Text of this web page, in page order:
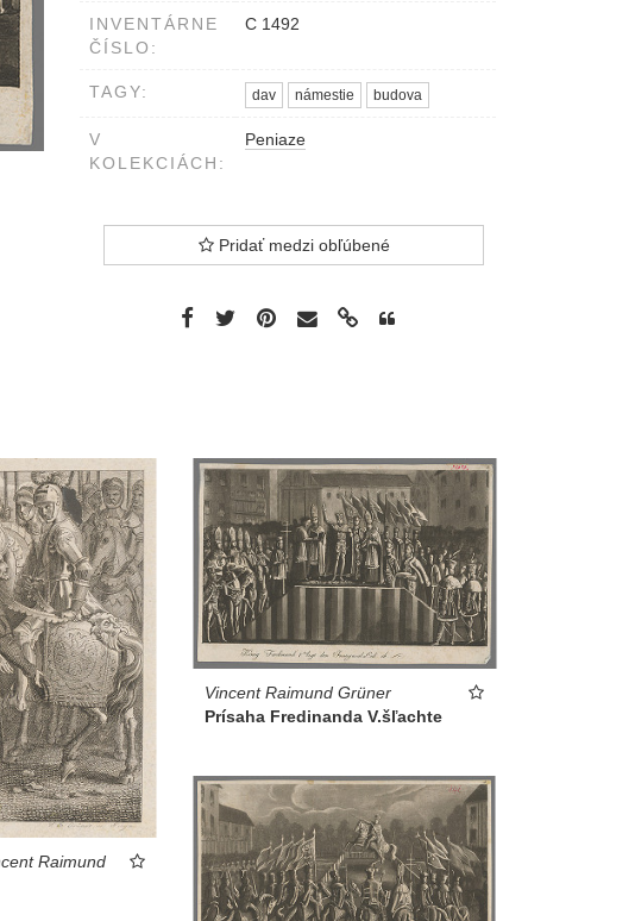
INVENTÁRNE
ČÍSLO:
C 1492
TAGY: dav námestie budova
V
KOLEKCIÁCH:
Peniaze
Pridať medzi obľúbené
Raimund
Vincent Raimund Grüner
Prísaha Fredinanda V.šľachte